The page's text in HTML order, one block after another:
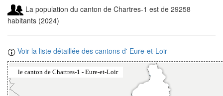
La population du canton de Chartres-1 est de 29258
habitants (2024)
Voir la liste détaillée des cantons d' Eure-et-Loir